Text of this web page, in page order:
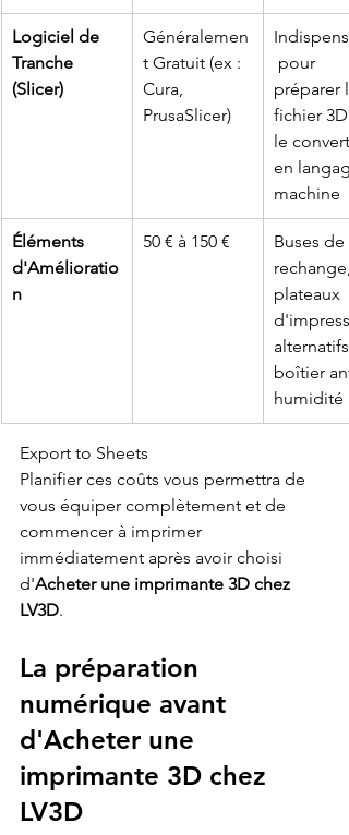
Logiciel de
Tranche
(Slicer)
Généralemen
t Gratuit (ex :
Cura,
PrusaSlicer)
pour
préparer
fichier 3D
le
en
machine
Éléments
d'Amélioratio
n
50 € à 150 €
Buses de
rechange,
plateaux
alternatifs,
boîtier
humidité
Export to Sheets
Planifier ces coûts vous permettra de
vous équiper complètement et de
commencer à imprimer
immédiatement après avoir choisi
d'Acheter une imprimante 3D chez
LV3D.
La préparation
numérique avant
d'Acheter une
imprimante 3D chez
LV3D